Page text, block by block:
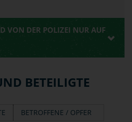
VON DER POLIZEI NUR AUF
BETEILIGTE
BETROFFENE / OPFER